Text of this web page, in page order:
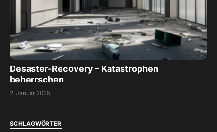
Desaster-Recovery – Katastrophen
beherrschen
2. Januar 2025
SCHLAGWÖRTER